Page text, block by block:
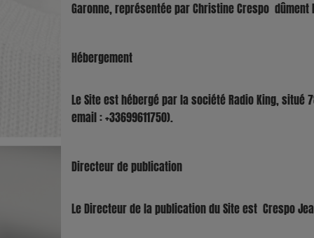
Garonne, représentée par Christine Crespo dûment
Hébergement
Le Site est hébergé par la société Radio King, situé
email : +33699611750).
Directeur de publication
Le Directeur de la publication du Site est Crespo